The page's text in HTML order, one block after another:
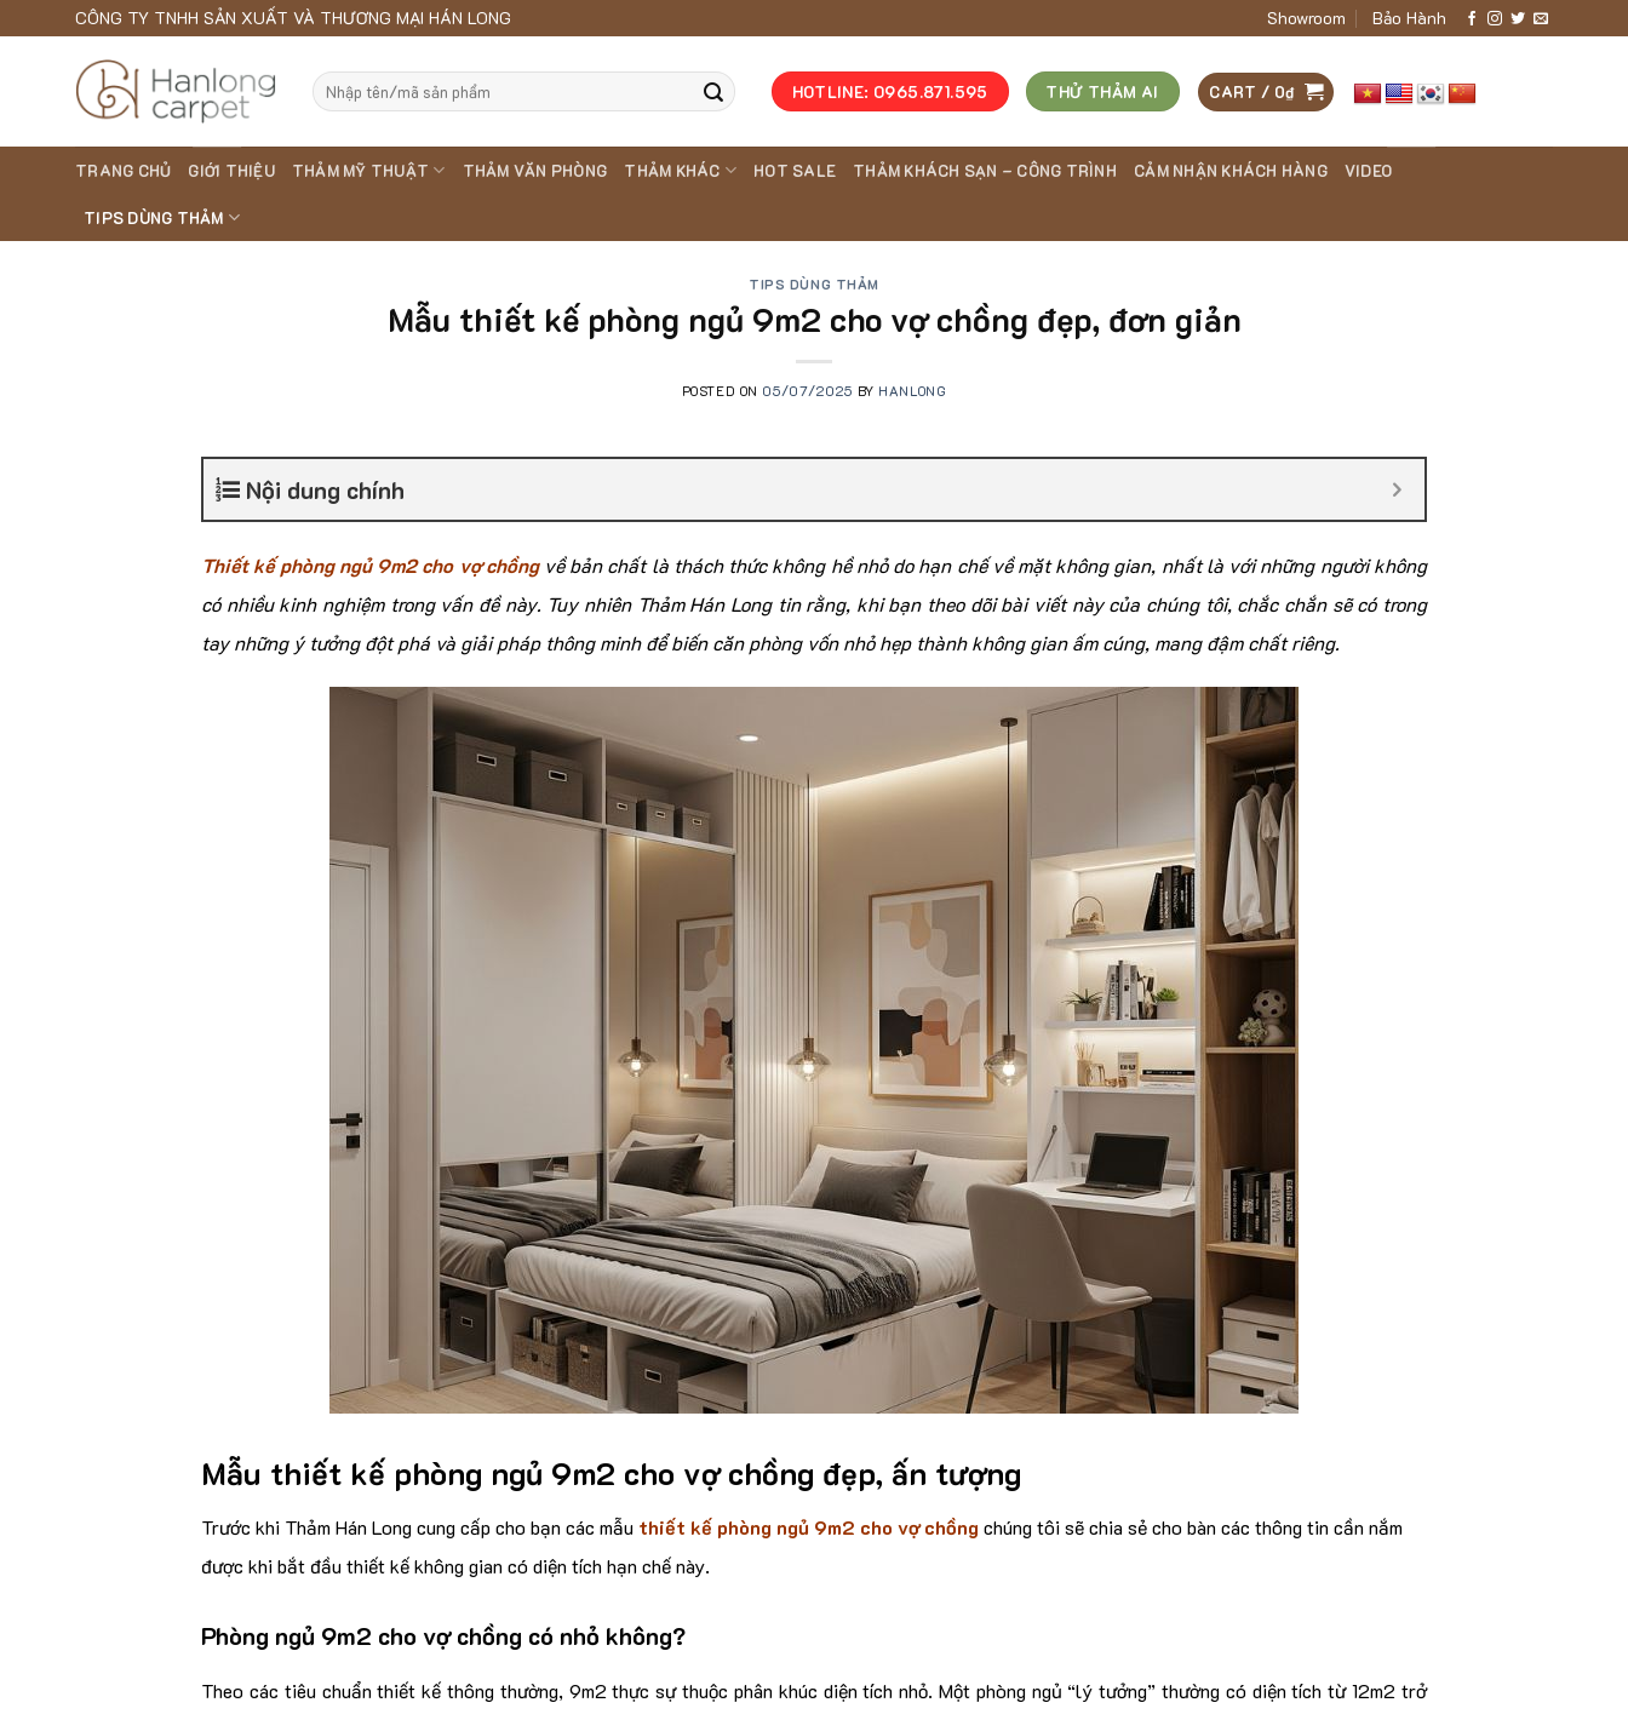
to
CÔNG TY TNHH SẢN XUẤT VÀ THƯƠNG MẠI HÁN LONG Showroom Bảo Hành
Search
for:
HOTLINE: 0965.871.595 THỬ THẢM AI CART / 0₫
TRANG CHỦ GIỚI THIỆU THẢM MỸ THUẬT THẢM VĂN PHÒNG THẢM KHÁC HOT SALE THẢM KHÁCH SẠN – CÔNG TRÌNH CẢM NHẬN KHÁCH HÀNG VIDEO
TIPS DÙNG THẢM
TIPS DÙNG THẢM
Mẫu thiết kế phòng ngủ 9m2 cho vợ chồng đẹp, đơn giản
POSTED ON 05/07/2025 BY HANLONG
Nội dung chính
Thiết kế phòng ngủ 9m2 cho vợ chồngvề bản chất là thách thức không hề nhỏ do hạn chế về mặt không gian, nhất là với những người không
có nhiều kinh nghiệm trong vấn đề này. Tuy nhiên Thảm Hán Long tin rằng, khi bạn theo dõi bài viết này của chúng tôi, chắc chắn sẽ có trong
tay những ý tưởng đột phá và giải pháp thông minh để biến căn phòng vốn nhỏ hẹp thành không gian ấm cúng, mang đậm chất riêng.
Mẫu thiết kế phòng ngủ 9m2 cho vợ chồng đẹp, ấn tượng
Trước khi Thảm Hán Long cung cấp cho bạn các mẫu thiết kế phòng ngủ 9m2 cho vợ chồng chúng tôi sẽ chia sẻ cho bàn các thông tin cần nắm
được khi bắt đầu thiết kế không gian có diện tích hạn chế này.
Phòng ngủ 9m2 cho vợ chồng có nhỏ không?
Theo các tiêu chuẩn thiết kế thông thường, 9m2 thực sự thuộc phân khúc diện tích nhỏ. Một phòng ngủ “lý tưởng” thường có diện tích từ 12m2 trở